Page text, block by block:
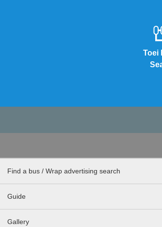
Toei
Find a bus / Wrap advertising search
Guide
Gallery